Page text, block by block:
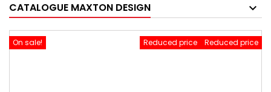
CATALOGUE MAXTON DESIGN
On sale! Reduced price
Reduced price